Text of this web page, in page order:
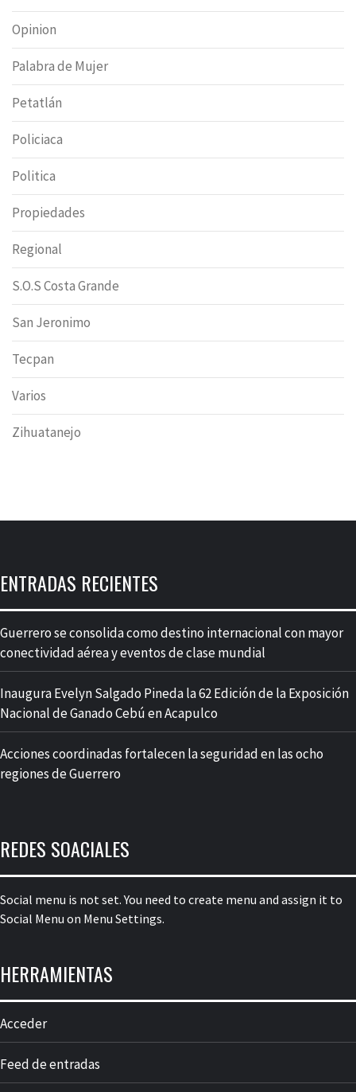
Opinion
Palabra de Mujer
Petatlán
Policiaca
Politica
Propiedades
Regional
S.O.S Costa Grande
San Jeronimo
Tecpan
Varios
Zihuatanejo
ENTRADAS RECIENTES
Guerrero se consolida como destino internacional con mayor
conectividad aérea y eventos de clase mundial
Inaugura Evelyn Salgado Pineda la 62 Edición de la Exposición
Nacional de Ganado Cebú en Acapulco
Acciones coordinadas fortalecen la seguridad en las ocho
regiones de Guerrero
REDES SOACIALES
Social menu is not set. You need to create menu and assign it to
Social Menu on Menu Settings.
HERRAMIENTAS
Acceder
Feed de entradas